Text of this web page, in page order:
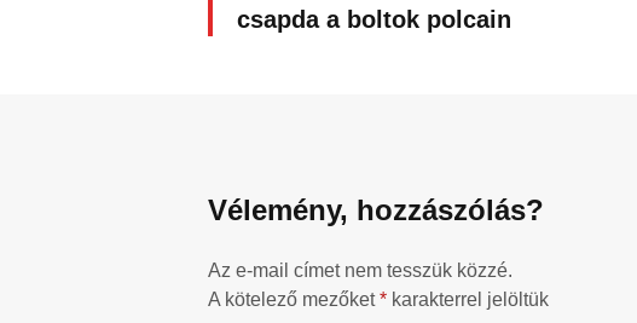
csapda a boltok polcain
Vélemény, hozzászólás?
Az e-mail címet nem tesszük közzé.
A kötelező mezőket* karakterrel jelöltük